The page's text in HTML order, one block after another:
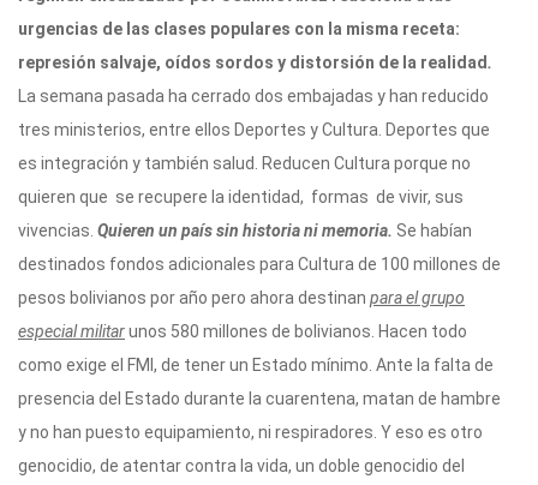
urgencias de las clases populares con la misma receta:
represión salvaje, oídos sordos y distorsión de la realidad.
La semana pasada ha cerrado dos embajadas y han reducido
tres ministerios, entre ellos Deportes y Cultura. Deportes que
es integración y también salud. Reducen Cultura porque no
quieren que se recupere la identidad, formas de vivir, sus
vivencias. Quieren un país sin historia ni memoria. Se habían
destinados fondos adicionales para Cultura de 100 millones de
pesos bolivianos por año pero ahora destinan para el grupo
especial militarunos 580 millones de bolivianos. Hacen todo
como exige el FMI, de tener un Estado mínimo. Ante la falta de
presencia del Estado durante la cuarentena, matan de hambre
y no han puesto equipamiento, ni respiradores. Y eso es otro
genocidio, de atentar contra la vida, un doble genocidio del